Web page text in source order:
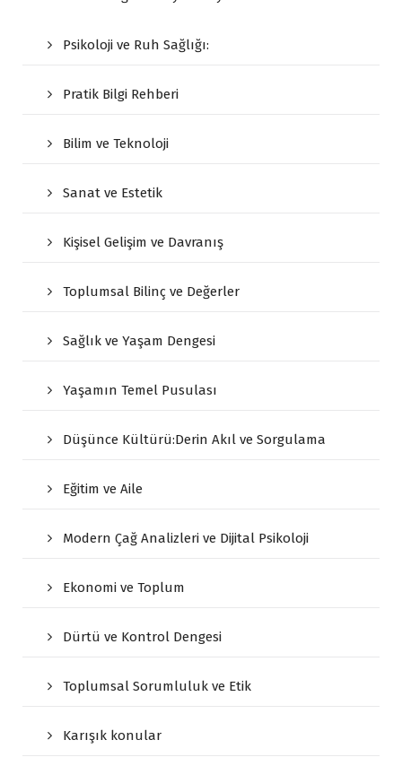
Psikoloji ve Ruh Sağlığı:
Pratik Bilgi Rehberi
Bilim ve Teknoloji
Sanat ve Estetik
Kişisel Gelişim ve Davranış
Toplumsal Bilinç ve Değerler
Sağlık ve Yaşam Dengesi
Yaşamın Temel Pusulası
Düşünce Kültürü:Derin Akıl ve Sorgulama
Eğitim ve Aile
Modern Çağ Analizleri ve Dijital Psikoloji
Ekonomi ve Toplum
Dürtü ve Kontrol Dengesi
Toplumsal Sorumluluk ve Etik
Karışık konular